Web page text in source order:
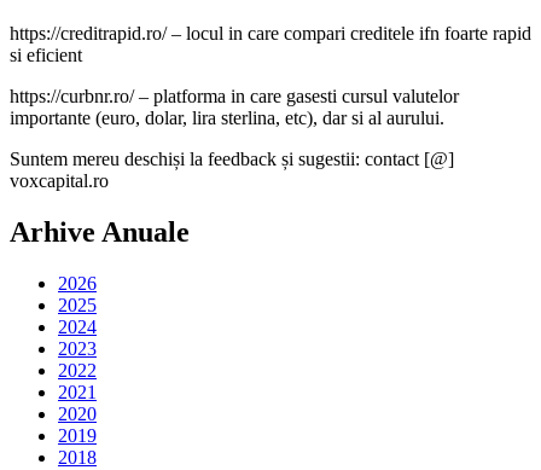
https://creditrapid.ro/ – locul in care compari creditele ifn foarte rapid
si eficient
https://curbnr.ro/ – platforma in care gasesti cursul valutelor
importante (euro, dolar, lira sterlina, etc), dar si al aurului.
Suntem mereu deschiși la feedback și sugestii: contact [@]
voxcapital.ro
Arhive Anuale
2026
2025
2024
2023
2022
2021
2020
2019
2018